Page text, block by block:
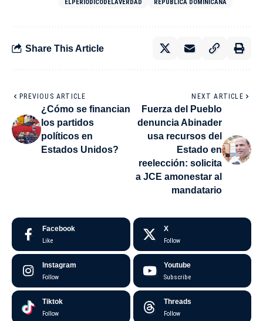
ELPERIÓDICODELAVERDAD
REPÚBLICA DOMINICANA
Share This Article
PREVIOUS ARTICLE
¿Cómo se financian
los partidos
políticos en
Estados Unidos?
NEXT ARTICLE
Fuerza del Pueblo
denuncia Abinader
usa recursos del
Estado en
reelección: solicita
a JCE amonestar al
mandatario
Facebook
Like
X
Follow
Instagram
Follow
Youtube
Subscribe
Tiktok
Follow
Threads
Follow